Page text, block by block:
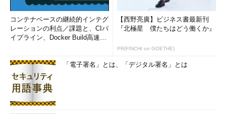
コンテナベースの継続的インテグ
レーションの利点／課題と、CIパ
イプライン、Docker Build高速化
【西野亮廣】ビジネス書最新刊
『北極星 僕たちはどう働くか』
PR(FINCHI on GOETHE)
「電子署名」とは、「デジタル署名」とは